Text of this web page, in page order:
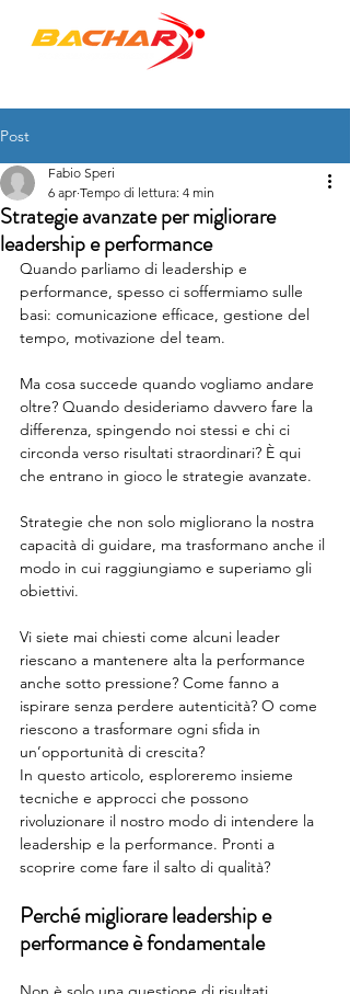
Post
Strategie avanzate per migliorare
leadership e performance
Fabio Speri
6 apr Tempo di lettura: 4 min
Quando parliamo di leadership e
performance, spesso ci soffermiamo sulle
basi: comunicazione efficace, gestione del
tempo, motivazione del team.
Ma cosa succede quando vogliamo andare
oltre? Quando desideriamo davvero fare la
differenza, spingendo noi stessi e chi ci
circonda verso risultati straordinari? È qui
che entrano in gioco le strategie avanzate.
Strategie che non solo migliorano la nostra
capacità di guidare, ma trasformano anche il
modo in cui raggiungiamo e superiamo gli
obiettivi.
Vi siete mai chiesti come alcuni leader
riescano a mantenere alta la performance
anche sotto pressione? Come fanno a
ispirare senza perdere autenticità? O come
riescono a trasformare ogni sfida in
un’opportunità di crescita?
In questo articolo, esploreremo insieme
tecniche e approcci che possono
rivoluzionare il nostro modo di intendere la
leadership e la performance. Pronti a
scoprire come fare il salto di qualità?
Perché migliorare leadership e
performance è fondamentale